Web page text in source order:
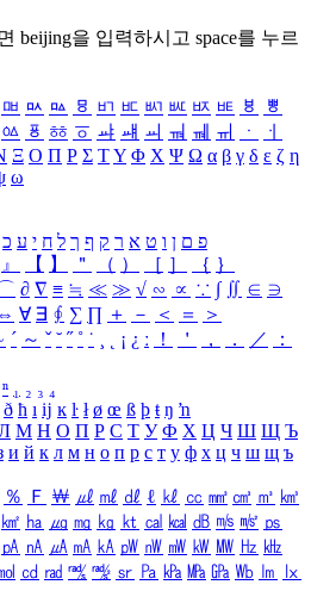
beijing을 입력하시고 space를 누르
ㅮ ㅯ ㅰ ㅱ ㅲ ㅳ ㅴ ㅵ ㅶ ㅷ ㅸ
ㅹ
ㆃ ㆄ ㆅ ㆆ ㆇ ㆈ ㆉ ㆊ ㆋ ㆌ ㆍ
ㆎ
Ξ Ο Π Ρ Σ ΤΥ Φ Χ Ψ Ω α β γ δ ε ζ η
ω
פ ם ן ו ט א ר ק ף ך ל ח י ע כ
』 【 】 ＂ （ ） ［ ］ ｛ ｝
∂ ∇ ≡ ≒ ≪ ≫ √ ∽ ∝ ∵ ∫ ∬ ∈ ∋
⇔ ∀ ∃ ∮ ∑ ∏ ＋ － ＜ ＝
＞
´ ～ ˇ ˘ ˝ ˚ ˙ ¸ ¡ ¿ ː ！ ＇ ， ． ／
：
ⁿ ₁ ₂ ₃ ₄
ð ħ ı ĳ ĸ ŀ ł ø œ ß þ ŧ ŋ ŉ
М Н О П Р С Т У Ф Х Ц Ч Ш Щ Ъ
и й к л м н о п р с т у ф х ц ч ш щ ъ
％ Ｆ ￦ ㎕ ㎖ ㎗ ℓ ㎘ ㏄ ㎣ ㎤ ㎥ ㎦
㎢ ㏊ ㎍ ㎎ ㎏ ㏏ ㎈ ㎉ ㏈ ㎧ ㎨ ㎰
㎀ ㎁ ㎂ ㎃ ㎄ ㎺ ㎻ ㎽ ㎾ ㎿ ㎐ ㎑
㏅ ㎭ ㎮ ㎯ ㏛ ㎩ ㎪ ㎫ ㎬ ㏝ ㏐
㏓